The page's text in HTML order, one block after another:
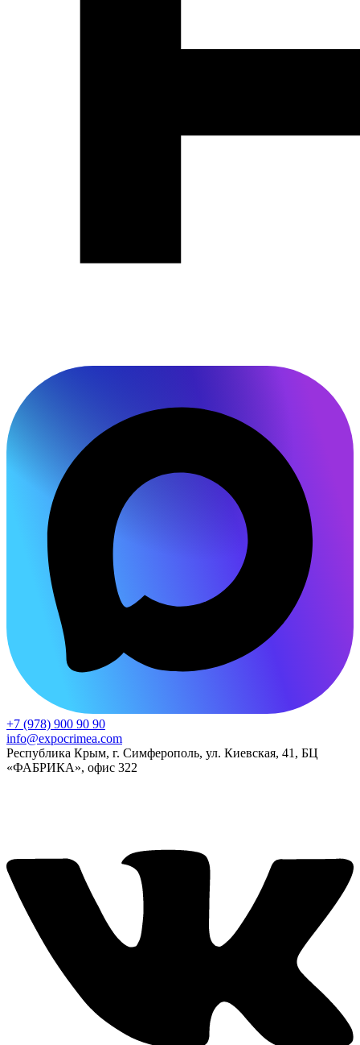
+7 (978) 900 90 90
info@expocrimea.com
Республика Крым, г. Симферополь, ул. Киевская, 41, БЦ
«ФАБРИКА», офис 322